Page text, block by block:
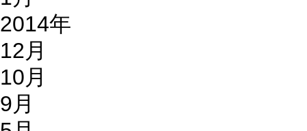
2014年
12月
10月
9月